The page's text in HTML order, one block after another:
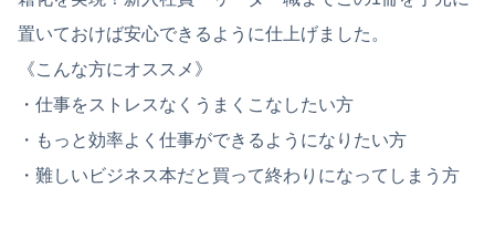
置いておけば安心できるように仕上げました。
《こんな方にオススメ》
・仕事をストレスなくうまくこなしたい方
・もっと効率よく仕事ができるようになりたい方
・難しいビジネス本だと買って終わりになってしまう方